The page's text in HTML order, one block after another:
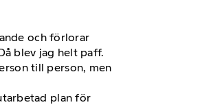
och förlorar
blev jag helt paff.
till person, men
plan för